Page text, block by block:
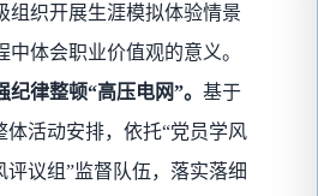
组织开展生涯模拟体验情景
中体会职业价值观的意义。
纪律整顿“高压电网”。基于
体活动安排，依托“党员学风
评议组”监督队伍，落实落细